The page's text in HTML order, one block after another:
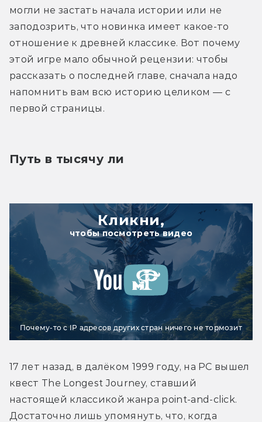
могли не застать начала истории или не
заподозрить, что новинка имеет какое-то
отношение к древней классике. Вот почему
этой игре мало обычной рецензии: чтобы
рассказать о последней главе, сначала надо
напомнить вам всю историю целиком — с
первой страницы.
Путь в тысячу ли
Кликни,
чтобы посмотреть видео
Почему-то с IP адресов других стран ничего не тормозит
17 лет назад, в далёком 1999 году, на PC вышел
квест The Longest Journey, ставший
настоящей классикой жанра point-and-click.
Достаточно лишь упомянуть, что, когда